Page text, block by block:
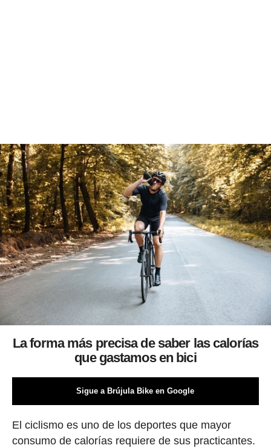
La forma más precisa de saber las calorías
que gastamos en bici
Sigue a Brújula Bike en Google
El ciclismo es uno de los deportes que mayor
consumo de calorías requiere de sus practicantes.